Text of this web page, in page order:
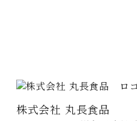
株式会社 丸長食品